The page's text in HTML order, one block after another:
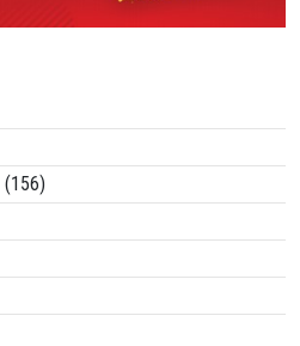
(156)